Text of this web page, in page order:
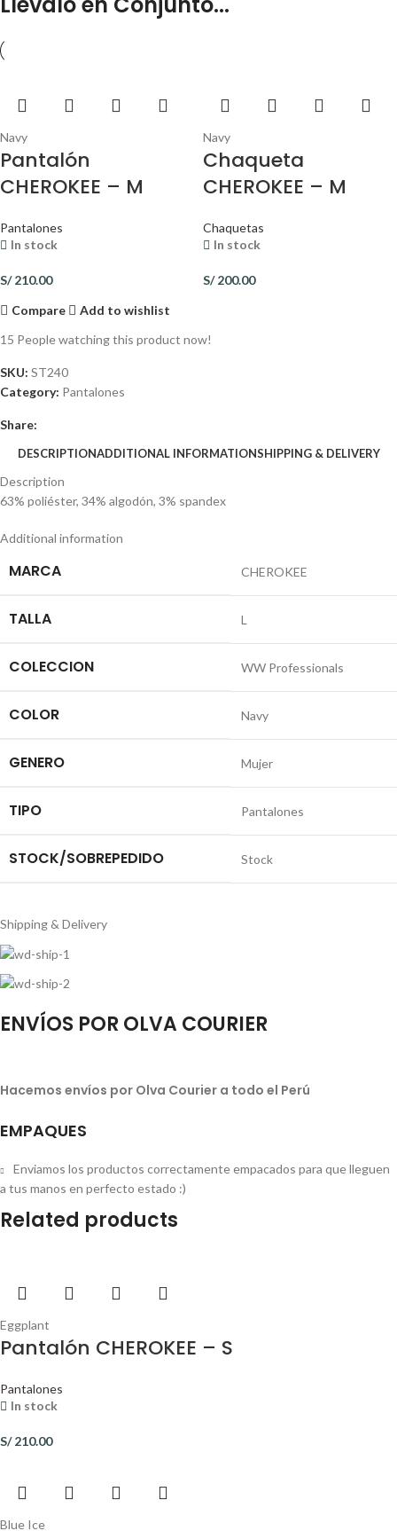
Navy
Pantalón
CHEROKEE – M
Pantalones
In stock
S/210.00
Navy
Chaqueta
CHEROKEE – M
Chaquetas
In stock
S/200.00
Compare
Add to wishlist
15 People watching this product now!
SKU: ST240
Category: Pantalones
Share:
DESCRIPTIONADDITIONAL INFORMATIONSHIPPING & DELIVERY
Description
63% poliéster, 34% algodón, 3% spandex
Additional information
MARCA CHEROKEE
TALLA L
COLECCION WW Professionals
COLOR Navy
GENERO Mujer
TIPO Pantalones
STOCK/SOBREPEDIDO Stock
Shipping & Delivery
ENVÍOS POR OLVA COURIER
Hacemos envíos por Olva Courier a todo el Perú
EMPAQUES
Enviamos los productos correctamente empacados para que lleguen
a tus manos en perfecto estado :)
Related products
Eggplant
Pantalón CHEROKEE – S
Pantalones
In stock
S/210.00
Blue Ice